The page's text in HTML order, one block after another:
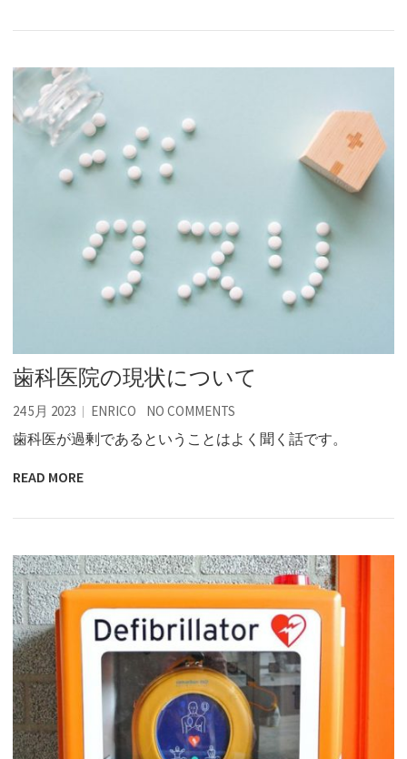
歯科医院の現状について
24 5月 2023 ENRICO NO COMMENTS
歯科医が過剰であるということはよく聞く話です。
READ MORE